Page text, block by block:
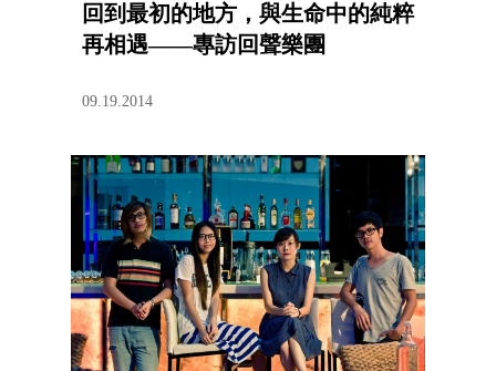
回到最初的地方，與生命中的純粹
再相遇——專訪回聲樂團
09.19.2014